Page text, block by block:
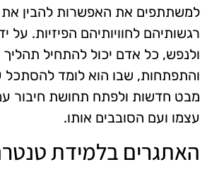
למשתתפים את האפשרות להבין את
רגשותיהם לחוויותיהם הפיזיות. על
ולנפש, כל אדם יכול להתחיל תהליך
והתפתחות, שבו הוא לומד להסתכל
מבט חדשות ולפתח תחושת חיבור
עצמו ועם הסובבים אותו.
האתגרים בלמידת